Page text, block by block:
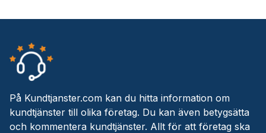
På Kundtjanster.com kan du hitta information om
kundtjänster till olika företag. Du kan även betygsätta
och kommentera kundtjänster. Allt för att företag ska